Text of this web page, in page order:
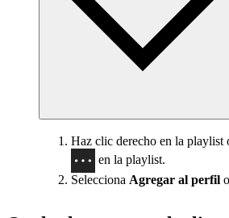
Haz clic derecho en la playlist
en la playlist.
Selecciona Agregar al perfil o